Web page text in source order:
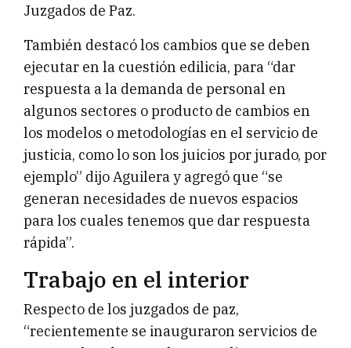
Juzgados de Paz.
También destacó los cambios que se deben
ejecutar en la cuestión edilicia, para “dar
respuesta a la demanda de personal en
algunos sectores o producto de cambios en
los modelos o metodologías en el servicio de
justicia, como lo son los juicios por jurado, por
ejemplo” dijo Aguilera y agregó que “se
generan necesidades de nuevos espacios
para los cuales tenemos que dar respuesta
rápida”.
Trabajo en el interior
Respecto de los juzgados de paz,
“recientemente se inauguraron servicios de